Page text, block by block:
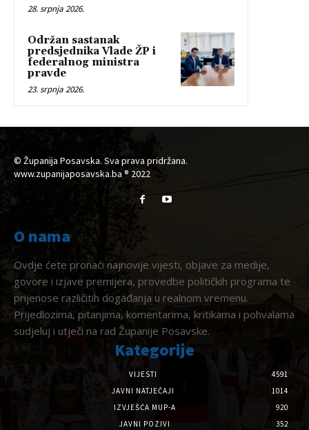
28. srpnja 2026.
Održan sastanak
predsjednika Vlade ŽP i
federalnog ministra
pravde
23. srpnja 2026.
© Županija Posavska. Sva prava pridržana.
www.zupanijaposavska.ba ® 2022
O nama
Ovdje ćete pronaći najnovije vijesti, objave za medije,
govore i izjave premijera, provedbe političkih programa te
prijenose različitih događanja u realnom vremenu.
Prijedlozima, pitanjima, komentarima, kritikama i pohvalama
sudjeluj i utječi na rad Županije Posavske.
Kategorije
VIJESTI
4591
JAVNI NATJEČAJI
1014
IZVJEŠĆA MUP-A
920
JAVNI POZIVI
352